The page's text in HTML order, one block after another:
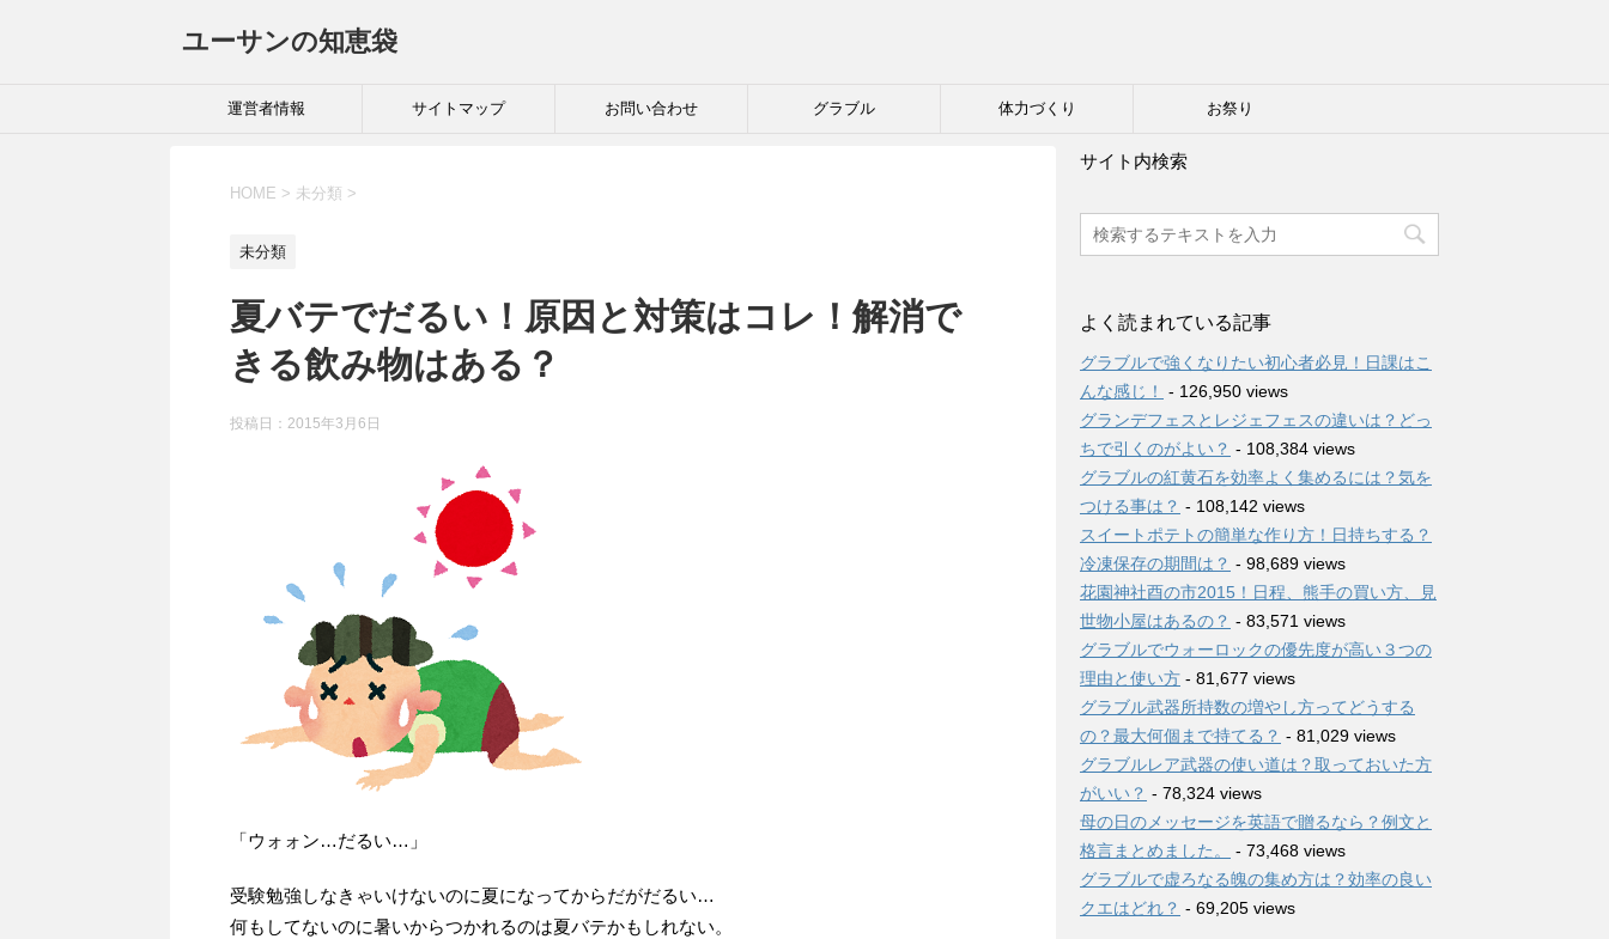
ユーサンの知恵袋
運営者情報 サイトマップ お問い合わせ グラブル 体力づくり お祭り
HOME > 未分類 >
未分類
夏バテでだるい！原因と対策はコレ！解消で
きる飲み物はある？
投稿日： 2015年3月6日
「ウォォン…だるい…」
受験勉強しなきゃいけないのに夏になってからだがだるい…
何もしてないのに暑いからつかれるのは夏バテかもしれない。
サイト内検索
よく読まれている記事
グラブルで強くなりたい初心者必見！日課はこ
んな感じ！
- 126,950 views
グランデフェスとレジェフェスの違いは？どっ
ちで引くのがよい？ - 108,384 views
グラブルの紅黄石を効率よく集めるには？気を
つける事は？ - 108,142 views
スイートポテトの簡単な作り方！日持ちする？
冷凍保存の期間は？ - 98,689 views
花園神社酉の市2015！日程、熊手の買い方、見
世物小屋はあるの？ - 83,571 views
グラブルでウォーロックの優先度が高い３つの
理由と使い方 - 81,677 views
グラブル武器所持数の増やし方ってどうする
の？最大何個まで持てる？ - 81,029 views
グラブルレア武器の使い道は？取っておいた方
がいい？ - 78,324 views
母の日のメッセージを英語で贈るなら？例文と
格言まとめました。
- 73,468 views
グラブルで虚ろなる魄の集め方は？効率の良い
クエはどれ？ - 69,205 views